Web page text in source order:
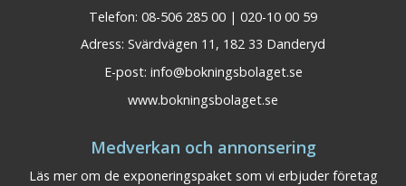
First Camp
Moraparken
Konferensplatser: 500
Telefon: 08-506 285 00 | 020-10 00 59
Adress: Svärdvägen 11, 182 33 Danderyd
E-post: info@bokningsbolaget.se
www.bokningsbolaget.se
Medverkan och annonsering
Läs mer om de exponeringspaket som vi erbjuder företag